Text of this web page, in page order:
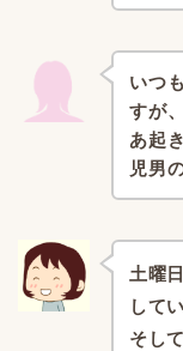
いつ
すが、
あ起
児男
土曜
して
そし